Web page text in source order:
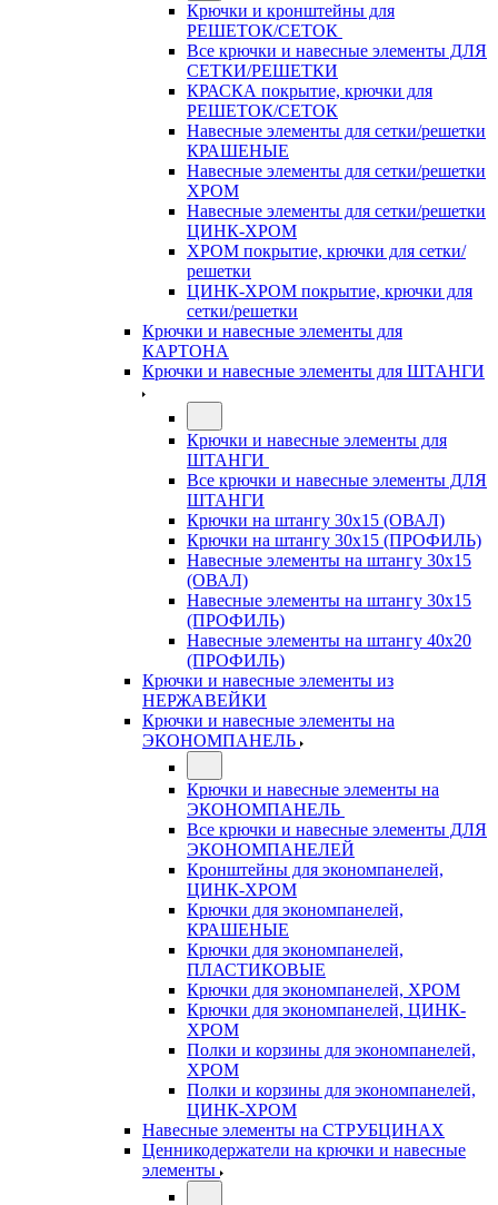
Крючки и кронштейны для
РЕШЕТОК/СЕТОК
Все крючки и навесные элементы ДЛЯ
СЕТКИ/РЕШЕТКИ
КРАСКА покрытие, крючки для
РЕШЕТОК/СЕТОК
Навесные элементы для сетки/решетки
КРАШЕНЫЕ
Навесные элементы для сетки/решетки
ХРОМ
Навесные элементы для сетки/решетки
ЦИНК-ХРОМ
ХРОМ покрытие, крючки для сетки/
решетки
ЦИНК-ХРОМ покрытие, крючки для
сетки/решетки
Крючки и навесные элементы для
КАРТОНА
Крючки и навесные элементы для ШТАНГИ
Крючки и навесные элементы для
ШТАНГИ
Все крючки и навесные элементы ДЛЯ
ШТАНГИ
Крючки на штангу 30х15 (ОВАЛ)
Крючки на штангу 30х15 (ПРОФИЛЬ)
Навесные элементы на штангу 30х15
(ОВАЛ)
Навесные элементы на штангу 30х15
(ПРОФИЛЬ)
Навесные элементы на штангу 40х20
(ПРОФИЛЬ)
Крючки и навесные элементы из
НЕРЖАВЕЙКИ
Крючки и навесные элементы на
ЭКОНОМПАНЕЛЬ
Крючки и навесные элементы на
ЭКОНОМПАНЕЛЬ
Все крючки и навесные элементы ДЛЯ
ЭКОНОМПАНЕЛЕЙ
Кронштейны для экономпанелей,
ЦИНК-ХРОМ
Крючки для экономпанелей,
КРАШЕНЫЕ
Крючки для экономпанелей,
ПЛАСТИКОВЫЕ
Крючки для экономпанелей, ХРОМ
Крючки для экономпанелей, ЦИНК-
ХРОМ
Полки и корзины для экономпанелей,
ХРОМ
Полки и корзины для экономпанелей,
ЦИНК-ХРОМ
Навесные элементы на СТРУБЦИНАХ
Ценникодержатели на крючки и навесные
элементы